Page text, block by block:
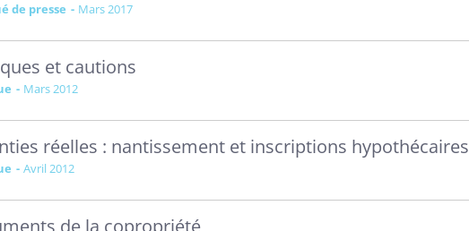
de presse mars 2017
et cautions
mars 2012
réelles : nantissement et inscriptions hypothécaires
avril 2012
de la copropriété